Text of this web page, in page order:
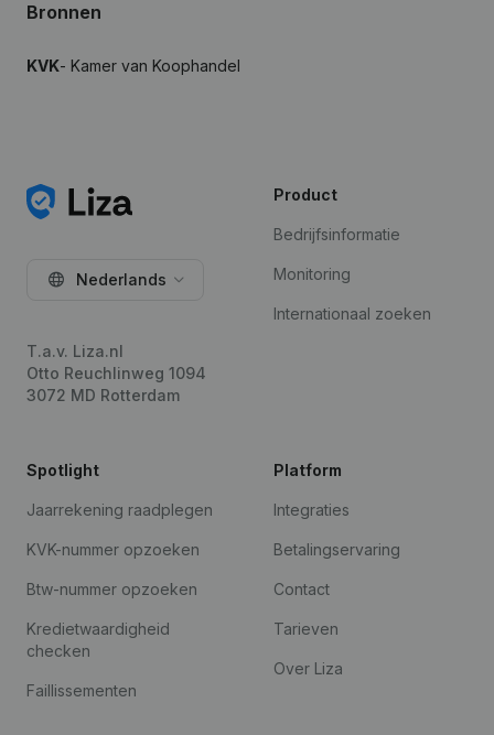
Bronnen
KVK- Kamer van Koophandel
Nederlands
T.a.v. Liza.nl
Otto Reuchlinweg 1094
3072 MD Rotterdam
Product
Bedrijfsinformatie
Monitoring
Internationaal zoeken
Spotlight
Jaarrekening raadplegen
KVK-nummer opzoeken
Btw-nummer opzoeken
Kredietwaardigheid
checken
Faillissementen
Platform
Integraties
Betalingservaring
Contact
Tarieven
Over Liza